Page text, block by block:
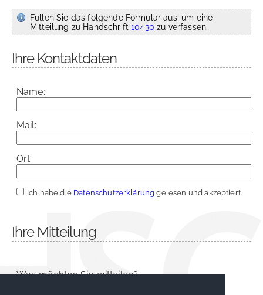
Füllen Sie das folgende Formular aus, um eine
Mitteilung zu Handschrift10430 zu verfassen.
Ihre Kontaktdaten
Name:
Mail:
Ort:
Ich habe die Datenschutzerklärung gelesen und akzeptiert.
Ihre Mitteilung
Was möchten Sie mitteilen?